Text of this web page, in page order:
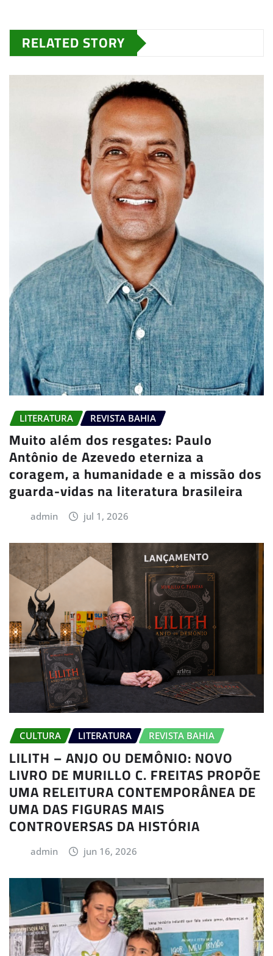
RELATED STORY
LITERATURA REVISTA BAHIA
Muito além dos resgates: Paulo
Antônio de Azevedo eterniza a
coragem, a humanidade e a missão dos
guarda-vidas na literatura brasileira
admin jul 1, 2026
CULTURA LITERATURA REVISTA BAHIA
LILITH – ANJO OU DEMÔNIO: NOVO
LIVRO DE MURILLO C. FREITAS PROPÕE
UMA RELEITURA CONTEMPORÂNEA DE
UMA DAS FIGURAS MAIS
CONTROVERSAS DA HISTÓRIA
admin jun 16, 2026